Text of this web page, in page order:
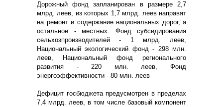
Дорожный фонд запланирован в размере 2,7
млрд. леев, из которых 1,7 млрд. леев направят
на ремонт и содержание национальных дорог, а
остальное - местных. Фонд субсидирования
сельхозпроизводителей - 1 млрд. леев,
Национальный экологический фонд - 298 млн.
леев, Национальный фонд регионального
развития - 220 млн. леев, Фонд
энергоэффективности - 80 млн. леев
Дефицит госбюджета предусмотрен в пределах
7,4 млрд. леев, в том числе базовый компонент